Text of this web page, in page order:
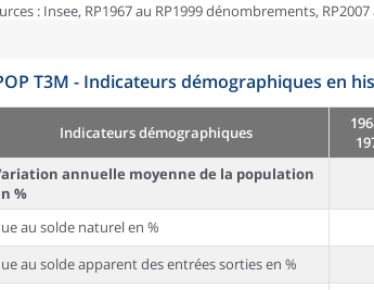
: Insee, RP1967 au RP1999 dénombrements,
T3M - Indicateurs démographiques en
Indicateurs démographiques
annuelle moyenne de la population
%
au solde naturel en %
au solde apparent des entrées sorties en %